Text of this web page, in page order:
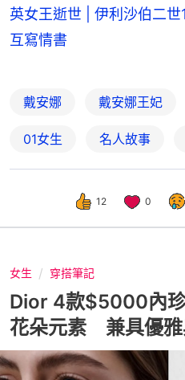
英女王逝世 | 伊利沙伯二
互寫情書
戴安娜 戴安娜王妃
01女生 名人故事
12 0
女生 穿搭筆記
Dior 4款$5000內
花朵元素 兼具優雅